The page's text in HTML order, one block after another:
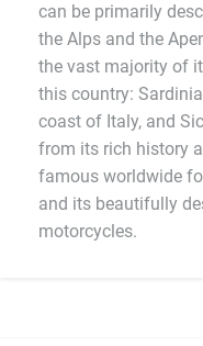
can be primarily
the Alps and the
the vast majority of
this country:
coast of Italy, and
from its rich history
famous worldwide
and its beautifully
motorcycles.